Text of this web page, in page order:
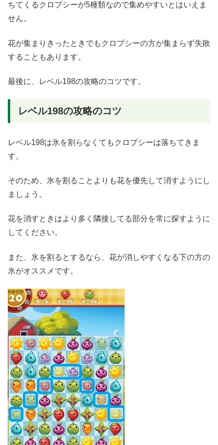
ちてくるクロプシーが5種類なので集めやすいとはいえま
せん。
花が集まりきったときでもクロプシーの方が集まらず失敗
することもあります。
最後に、レベル198の攻略のコツです。
レベル198の攻略のコツ
レベル198は氷を割らなくてもクロプシーは落ちてきま
す。
そのため、氷を割ることよりも花を優先して消すようにし
ましょう。
花を消すときはより多く隣接してる部分を常に探すように
してください。
また、氷を割るとするなら、花が消しやすくなる下の方の
氷がオススメです。